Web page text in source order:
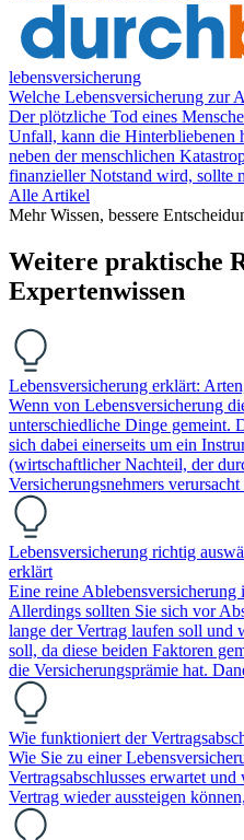
lebensversicherung
Welche Lebensversicherung zur
Der plötzliche Tod eines
Unfall, kann die Hinterbliebenen
neben der menschlichen
finanzieller Notstand wird, sollte
Alle Artikel
Mehr Wissen, bessere
Weitere praktische
Expertenwissen
Lebensversicherung erklärt:
Wenn von Lebensversicherung
unterschiedliche Dinge gemeint.
sich dabei einerseits um ein
(wirtschaftlicher Nachteil, der
Versicherungsnehmers
Lebensversicherung richtig
erklärt
Eine reine
Allerdings sollten Sie sich vor
lange der Vertrag laufen soll und
soll, da diese beiden Faktoren
die Versicherungsprämie hat.
Wie funktioniert der
Wie Sie zu einer
Vertragsabschlusses erwartet
Vertrag wieder aussteigen